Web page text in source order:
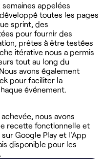
appelées
toutes les pages
sprint, des
pour fournir des
prêtes à être testées
itérative nous a permis
tout au long du
avons également
pour faciliter la
événement.
nous avons
recette fonctionnelle et
Google Play et l'App
disponible pour les